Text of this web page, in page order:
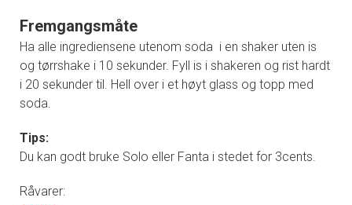
Fremgangsmåte
Ha alle ingrediensene utenom soda i en shaker uten is
og tørrshake i 10 sekunder. Fyll is i shakeren og rist hardt
i 20 sekunder til. Hell over i et høyt glass og topp med
soda.
Tips:
Du kan godt bruke Solo eller Fanta i stedet for 3cents.
Råvarer: